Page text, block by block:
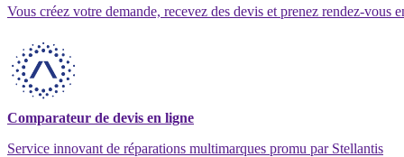
Vous créez votre demande, recevez des devis et prenez rendez-vous
Comparateur de devis en ligne
Service innovant de réparations multimarques promu par Stellantis